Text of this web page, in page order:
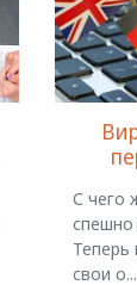
С чего
Теперь
свои о...